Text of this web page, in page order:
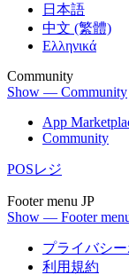
日本語
中文 (繁體)
Ελληνικά
Community
Show — Community
App
Community
POSレジ
Footer menu JP
Show — Footer
プライバシ
利用規約